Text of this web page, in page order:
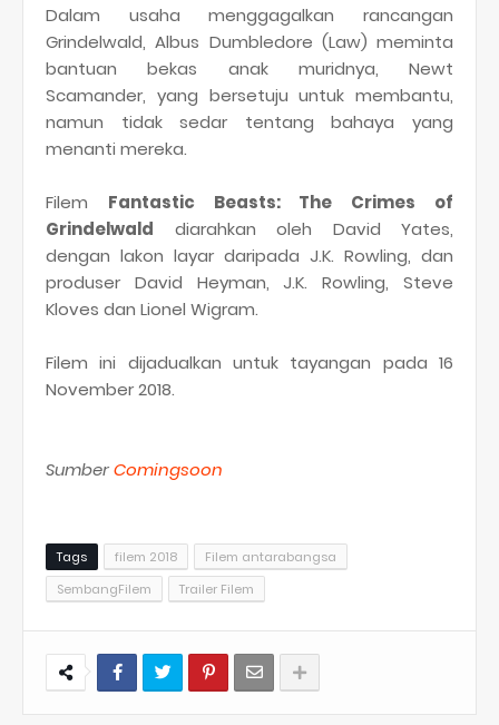
Dalam usaha menggagalkan rancangan
Grindelwald, Albus Dumbledore (Law) meminta
bantuan bekas anak muridnya, Newt
Scamander, yang bersetuju untuk membantu,
namun tidak sedar tentang bahaya yang
menanti mereka.
Filem Fantastic Beasts: The Crimes of
Grindelwald diarahkan oleh David Yates,
dengan lakon layar daripada J.K. Rowling, dan
produser David Heyman, J.K. Rowling, Steve
Kloves dan Lionel Wigram.
Filem ini dijadualkan untuk tayangan pada 16
November 2018.
SumberComingsoon
Tags filem 2018
Filem antarabangsa
SembangFilem
Trailer Filem